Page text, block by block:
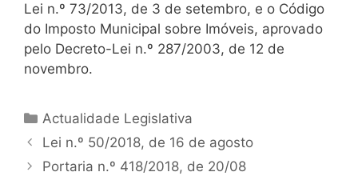
Lei n.º 73/2013, de 3 de setembro, e o Código
do Imposto Municipal sobre Imóveis, aprovado
pelo Decreto-Lei n.º 287/2003, de 12 de
novembro.
Categorias
Actualidade Legislativa
Navegação
de
Lei n.º 50/2018, de 16 de agosto
Portaria n.º 418/2018, de 20/08